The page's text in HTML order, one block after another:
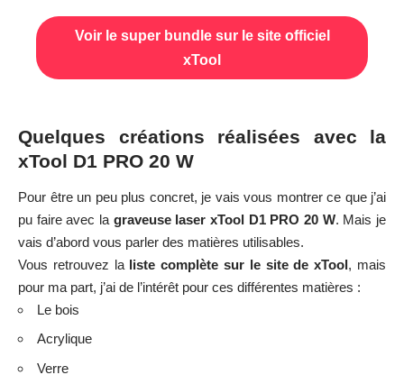
Voici la liste des matériaux utilisables par machine avec les
réglages recommandés en fonction de l’épaisseur et du besoin (couper,
#1 – Décoration pour la porte de la chambre de ma
fille
C’est une
découpe et un lettrage que j’ai réalisé avec le
logiciel xTool Creative Space
très facilement, dans un
panneau de MDF
mélange de déchets de bois et de colle, ce qui
fumées grasses dans la machine